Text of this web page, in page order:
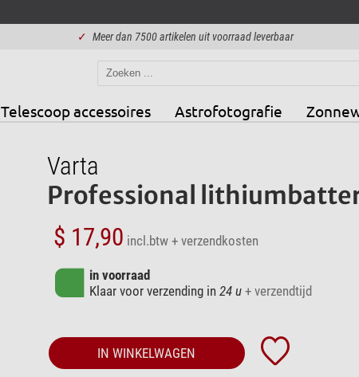
✓ Meer dan 7500 artikelen uit voorraad leverbaar
Telescoop accessoires Astrofotografie
Varta
Professional
$ 17,90 incl.btw + verzendkosten
in voorraad
Klaar voor verzending in 24 u + verzendtijd
IN WINKELWAGEN